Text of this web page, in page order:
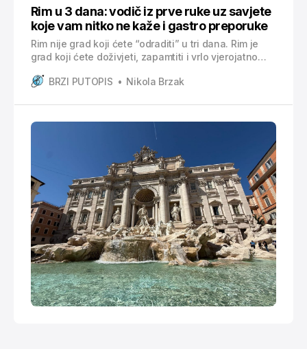
Rim u 3 dana: vodič iz prve ruke uz savjete
koje vam nitko ne kaže i gastro preporuke
Rim nije grad koji ćete “odraditi” u tri dana. Rim je
grad koji ćete doživjeti, zapamtiti i vrlo vjerojatno
intenzivna, puna hodanja, gužvi, dobrih odluka,
ostaju najduže u sjećanju. Od jutarnjih šetnji bez
gužve, preko
BRZI PUTOPIS Nikola Brzak